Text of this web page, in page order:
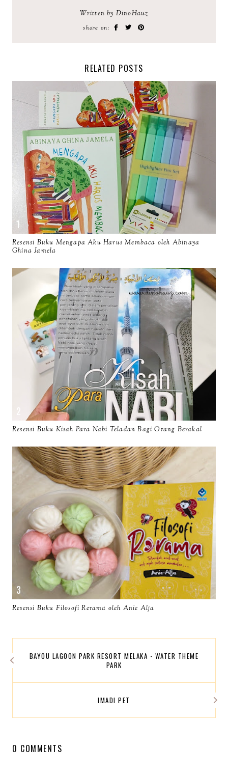
Written by DinoHauz
share on:
RELATED POSTS
Resensi Buku Mengapa Aku Harus Membaca oleh Abinaya
Ghina Jamela
Resensi Buku Kisah Para Nabi Teladan Bagi Orang Berakal
Resensi Buku Filosofi Rerama oleh Anie Alja
BAYOU LAGOON PARK RESORT MELAKA - WATER THEME
PARK
IMADI PET
0 COMMENTS